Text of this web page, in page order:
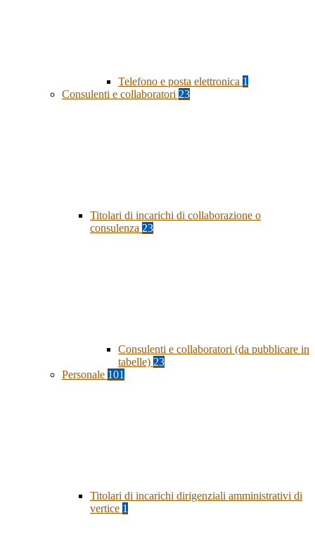
Telefono e posta elettronica 1
Consulenti e collaboratori 23
Titolari di incarichi di collaborazione o
consulenza 23
Consulenti e collaboratori (da pubblicare in
tabelle) 23
Personale 101
Titolari di incarichi dirigenziali amministrativi di
vertice 1